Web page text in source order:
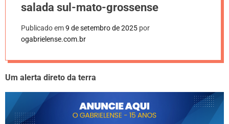
r
salada sul-mato-grossense
Publicado em9 de setembro de 2025 por
ogabrielense.com.br
Um alerta direto da terra